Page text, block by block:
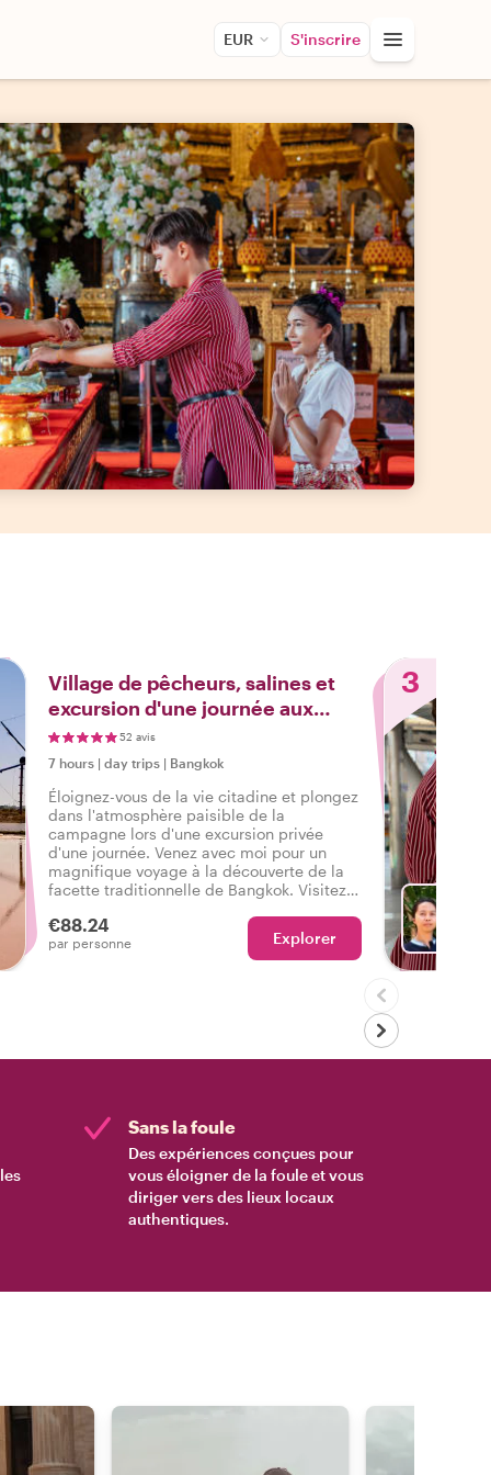
EUR S'inscrire
Village de pêcheurs, salines et
excursion d'une journée aux
fruits de mer
52 avis
7 hours | day trips | Bangkok
Éloignez-vous de la vie citadine et plongez
dans l'atmosphère paisible de la
campagne lors d'une excursion privée
d'une journée. Venez avec moi pour un
magnifique voyage à la découverte de la
facette traditionnelle de Bangkok. Visitez
mangroves et une ferme de sel. Bonus :
cuisinez et dégustez des fruits de mer frais
€88.24
par personne Explorer
3
Sans la foule
Des expériences conçues pour
vous éloigner de la foule et vous
diriger vers des lieux locaux
authentiques.